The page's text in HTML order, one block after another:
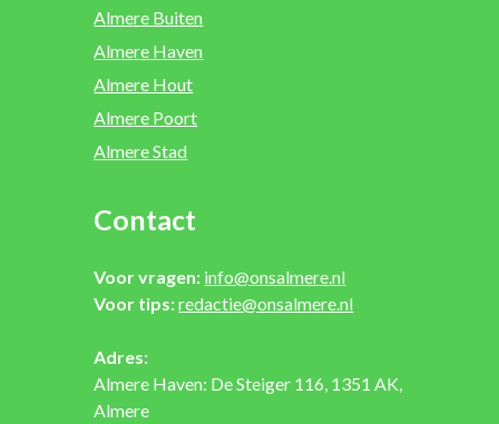
Almere Buiten
Almere Haven
Almere Hout
Almere Poort
Almere Stad
Contact
Voor vragen: info@onsalmere.nl
Voor tips:redactie@onsalmere.nl
Adres:
Almere Haven: De Steiger 116, 1351 AK,
Almere